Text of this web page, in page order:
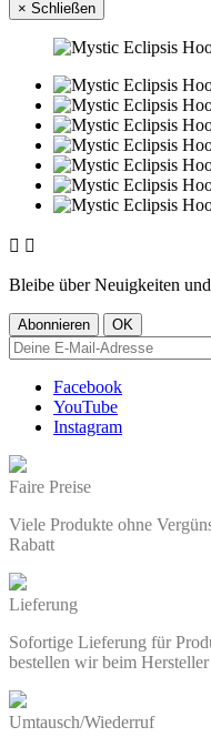
× Schließen
 
Bleibe über Neuigkeiten
Facebook
YouTube
Instagram
Faire Preise
Viele Produkte ohne
Rabatt
Lieferung
Sofortige Lieferung für
bestellen wir beim Hersteller
Umtausch/Wiederruf